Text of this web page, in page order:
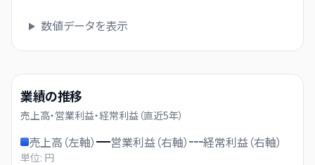
数値データを表示
業績の推移
売上高・営業利益・経常利益（直近5年）
売上高（左軸） 営業利益（右軸） 経常利益（右軸）
単位: 円